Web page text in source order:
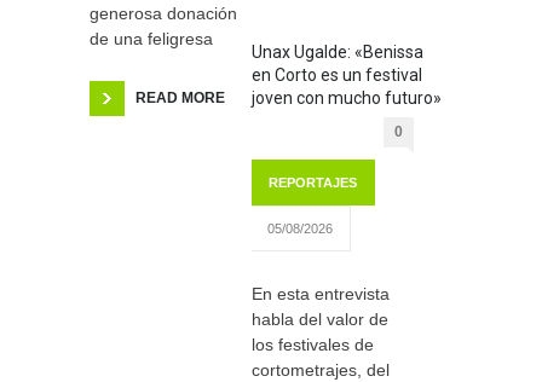
generosa donación
de una feligresa
READ MORE
Unax Ugalde: «Benissa
en Corto es un festival
joven con mucho futuro»
0
REPORTAJES
05/08/2026
En esta entrevista
habla del valor de
los festivales de
cortometrajes, del